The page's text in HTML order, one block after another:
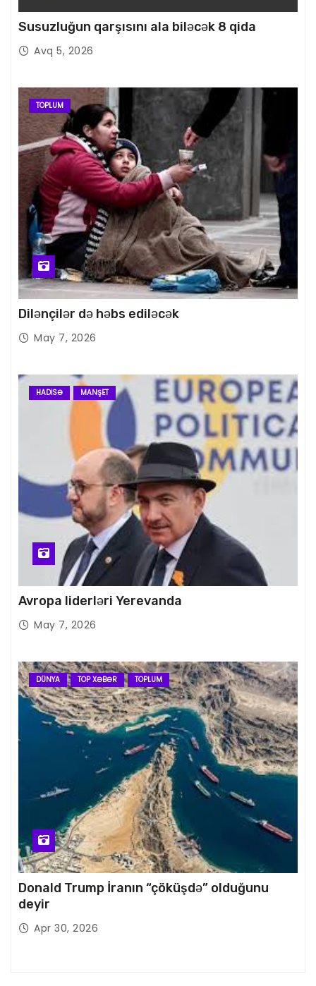
Susuzluğun qarşısını ala biləcək 8 qida
Avq 5, 2026
TOPLUM
Dilənçilər də həbs ediləcək
May 7, 2026
HADISƏ MANŞET
Avropa liderləri Yerevanda
May 7, 2026
DÜNYA TOP XƏBƏR TOPLUM
Donald Trump İranın “çöküşdə” olduğunu
deyir
Apr 30, 2026